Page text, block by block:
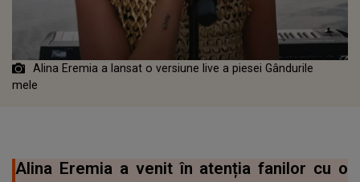
Alina Eremia a lansat o versiune live a piesei Gândurile
mele
Alina Eremia a venit în atenția fanilor cu o